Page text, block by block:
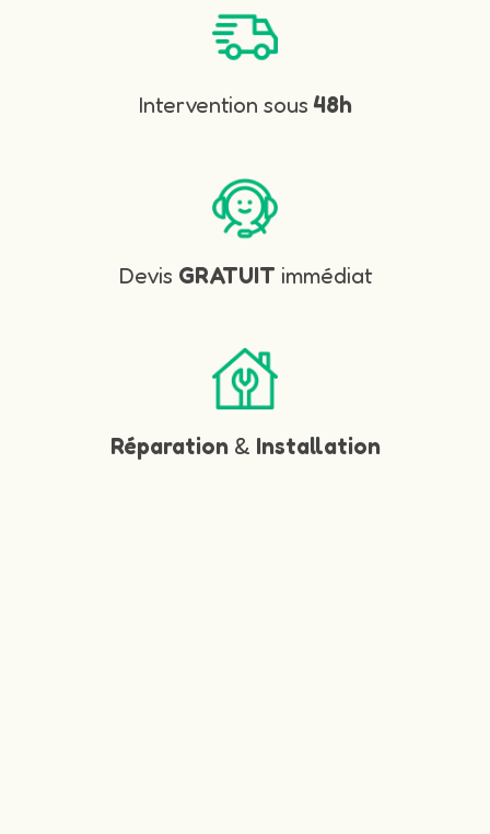
Intervention sous 48h
Devis GRATUIT immédiat
Réparation & Installation